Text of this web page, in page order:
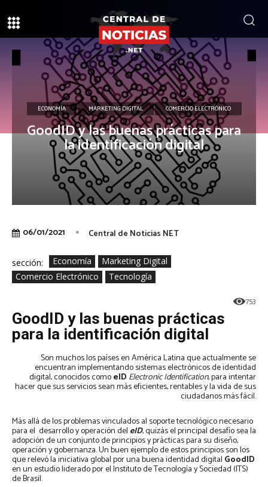
ECONOMÍA MARKETING DIGITAL COMERCIO ELECTRÓNICO
GoodID y las buenas prácticas para
la identificación digital
06/01/2021 Central de Noticias NET
sección: Economía
Marketing Digital
Comercio Electrónico
Tecnología
753
GoodID y las buenas prácticas
para la identificación digital
Son muchos los países en América Latina que actualmente se
encuentran implementando sistemas electrónicos de identidad
digital, conocidos comoeID Electronic Identification, para intentar
hacer que sus servicios sean más eficientes, rentables y la vida de sus
ciudadanos más fácil.
Más allá de los problemas vinculados al soporte tecnológico necesario
para el desarrollo y operación del eID, quizás el principal desafío sea la
adopción de un conjunto de principios y prácticas para su diseño,
operación y gobernanza. Un buen ejemplo de estos principios son los
que relevó la iniciativa global por una buena identidad digital GoodID
en un estudio liderado por el Instituto de Tecnología y Sociedad (ITS)
de Brasil.